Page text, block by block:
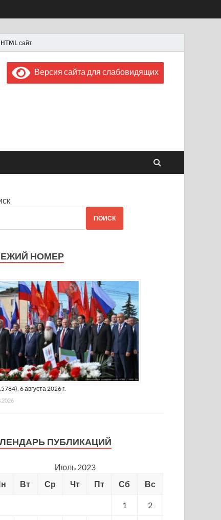
сайт
Россия"
года
Версия сайта для слабовидящих
ПОИСК
НОМЕР
6 августа 2026 г.
ПУБЛИКАЦИЙ
Июль 2023
Вт Ср Чт Пт Сб Вс
1 2